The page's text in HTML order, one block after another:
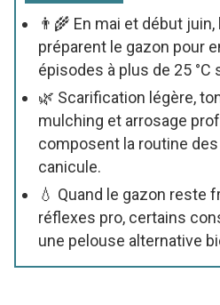
👨🌾 En mai et début
préparent le gazon pour
épisodes à plus de 25 °C
🌿 Scarification légère,
mulching et arrosage
composent la routine
canicule.
💧 Quand le gazon reste
réflexes pro, certains
une pelouse alternative